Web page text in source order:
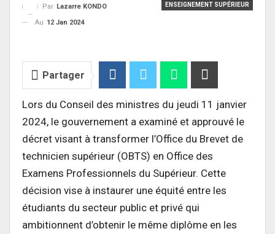
ENSEIGNEMENT SUPÉRIEUR
Par Lazarre KONDO
Au 12 Jan 2024
Partager
Lors du Conseil des ministres du jeudi 11 janvier
2024, le gouvernement a examiné et approuvé le
décret visant à transformer l’Office du Brevet de
technicien supérieur (OBTS) en Office des
Examens Professionnels du Supérieur. Cette
décision vise à instaurer une équité entre les
étudiants du secteur public et privé qui
ambitionnent d’obtenir le même diplôme en les